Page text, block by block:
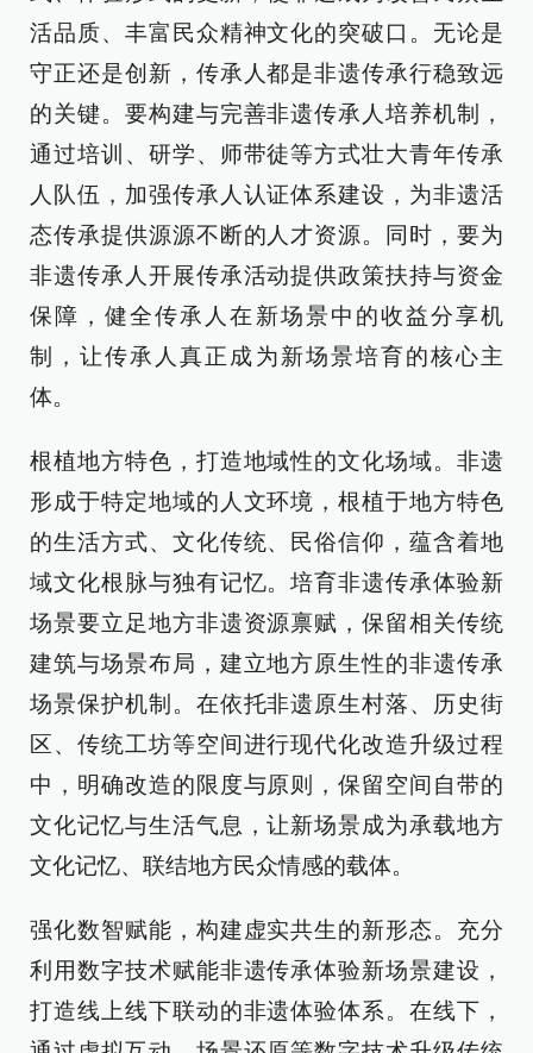
活品质、丰富民众精神文化的突破口。无论是
守正还是创新，传承人都是非遗传承行稳致远
的关键。要构建与完善非遗传承人培养机制，
通过培训、研学、师带徒等方式壮大青年传承
人队伍，加强传承人认证体系建设，为非遗活
态传承提供源源不断的人才资源。同时，要为
非遗传承人开展传承活动提供政策扶持与资金
保障，健全传承人在新场景中的收益分享机
制，让传承人真正成为新场景培育的核心主
体。
根植地方特色，打造地域性的文化场域。非遗
形成于特定地域的人文环境，根植于地方特色
的生活方式、文化传统、民俗信仰，蕴含着地
域文化根脉与独有记忆。培育非遗传承体验新
场景要立足地方非遗资源禀赋，保留相关传统
建筑与场景布局，建立地方原生性的非遗传承
场景保护机制。在依托非遗原生村落、历史街
区、传统工坊等空间进行现代化改造升级过程
中，明确改造的限度与原则，保留空间自带的
文化记忆与生活气息，让新场景成为承载地方
文化记忆、联结地方民众情感的载体。
强化数智赋能，构建虚实共生的新形态。充分
利用数字技术赋能非遗传承体验新场景建设，
打造线上线下联动的非遗体验体系。在线下，